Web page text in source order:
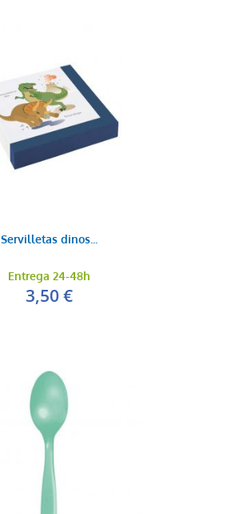
Servilletas dinos...
Entrega 24-48h
3,50 €